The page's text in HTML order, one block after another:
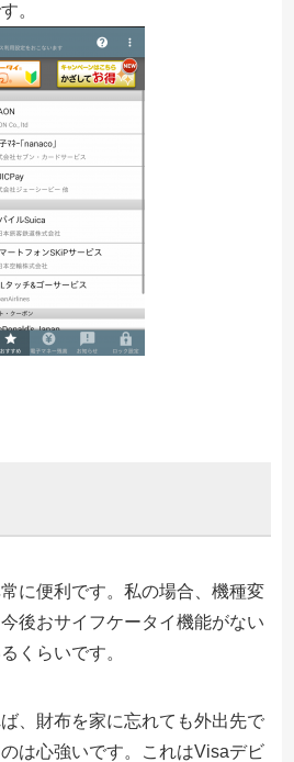
。
に便利です。私の場合、機種変
後おサイフケータイ機能がない
くらいです。
、財布を家に忘れても外出先で
は心強いです。これはVisaデビ